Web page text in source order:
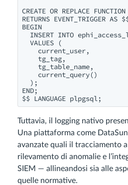
CREATE OR REPLACE
RETURNS EVENT_TRIGGER AS
BEGIN
INSERT INTO
  VALUES (
    current_user,
    tg_tag,
    tg_table_name,
    current_query()
  );
END;
Tuttavia, il logging nativo
Una piattaforma come
avanzate quali il tracciamento
rilevamento di anomalie e
SIEM — allineandosi sia alle
quelle normative.